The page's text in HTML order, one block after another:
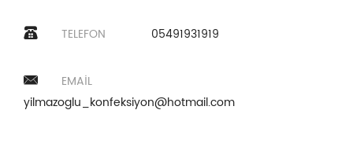
TELEFON 05491931919
EMAIL
yilmazoglu_konfeksiyon@hotmail.com